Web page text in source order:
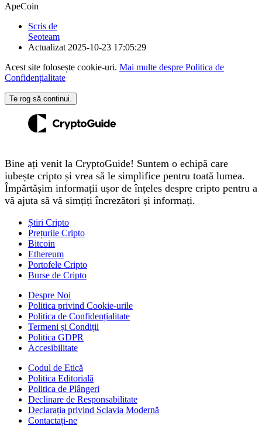
ApeCoin
Scris de
Seoteam
Actualizat 2025-10-23 17:05:29
Acest site folosește cookie-uri. Mai multe despre Politica de
Confidențialitate
Te rog să continui.
Bine ați venit la CryptoGuide! Suntem o echipă care
iubește cripto și vrea să le simplifice pentru toată lumea.
Împărtășim informații ușor de înțeles despre cripto pentru a
vă ajuta să vă simțiți încrezători și informați.
Știri Cripto
Prețurile Cripto
Bitcoin
Ethereum
Portofele Cripto
Burse de Cripto
Despre Noi
Politica privind Cookie-urile
Politica de Confidențialitate
Termeni și Condiții
Politica GDPR
Accesibilitate
Codul de Etică
Politica Editorială
Politica de Plângeri
Declinare de Responsabilitate
Declarația privind Sclavia Modernă
Contactați-ne